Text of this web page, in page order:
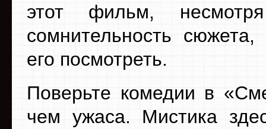
этот фильм,
сомнительность сюжета,
его посмотреть.
Поверьте комедии в
чем ужаса. Мистика